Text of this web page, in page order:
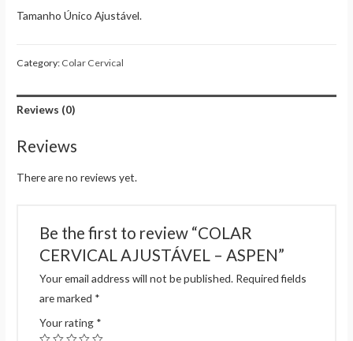
Tamanho Único Ajustável.
Category: Colar Cervical
Reviews (0)
Reviews
There are no reviews yet.
Be the first to review “COLAR
CERVICAL AJUSTÁVEL – ASPEN”
Your email address will not be published. Required fields
are marked *
Your rating *